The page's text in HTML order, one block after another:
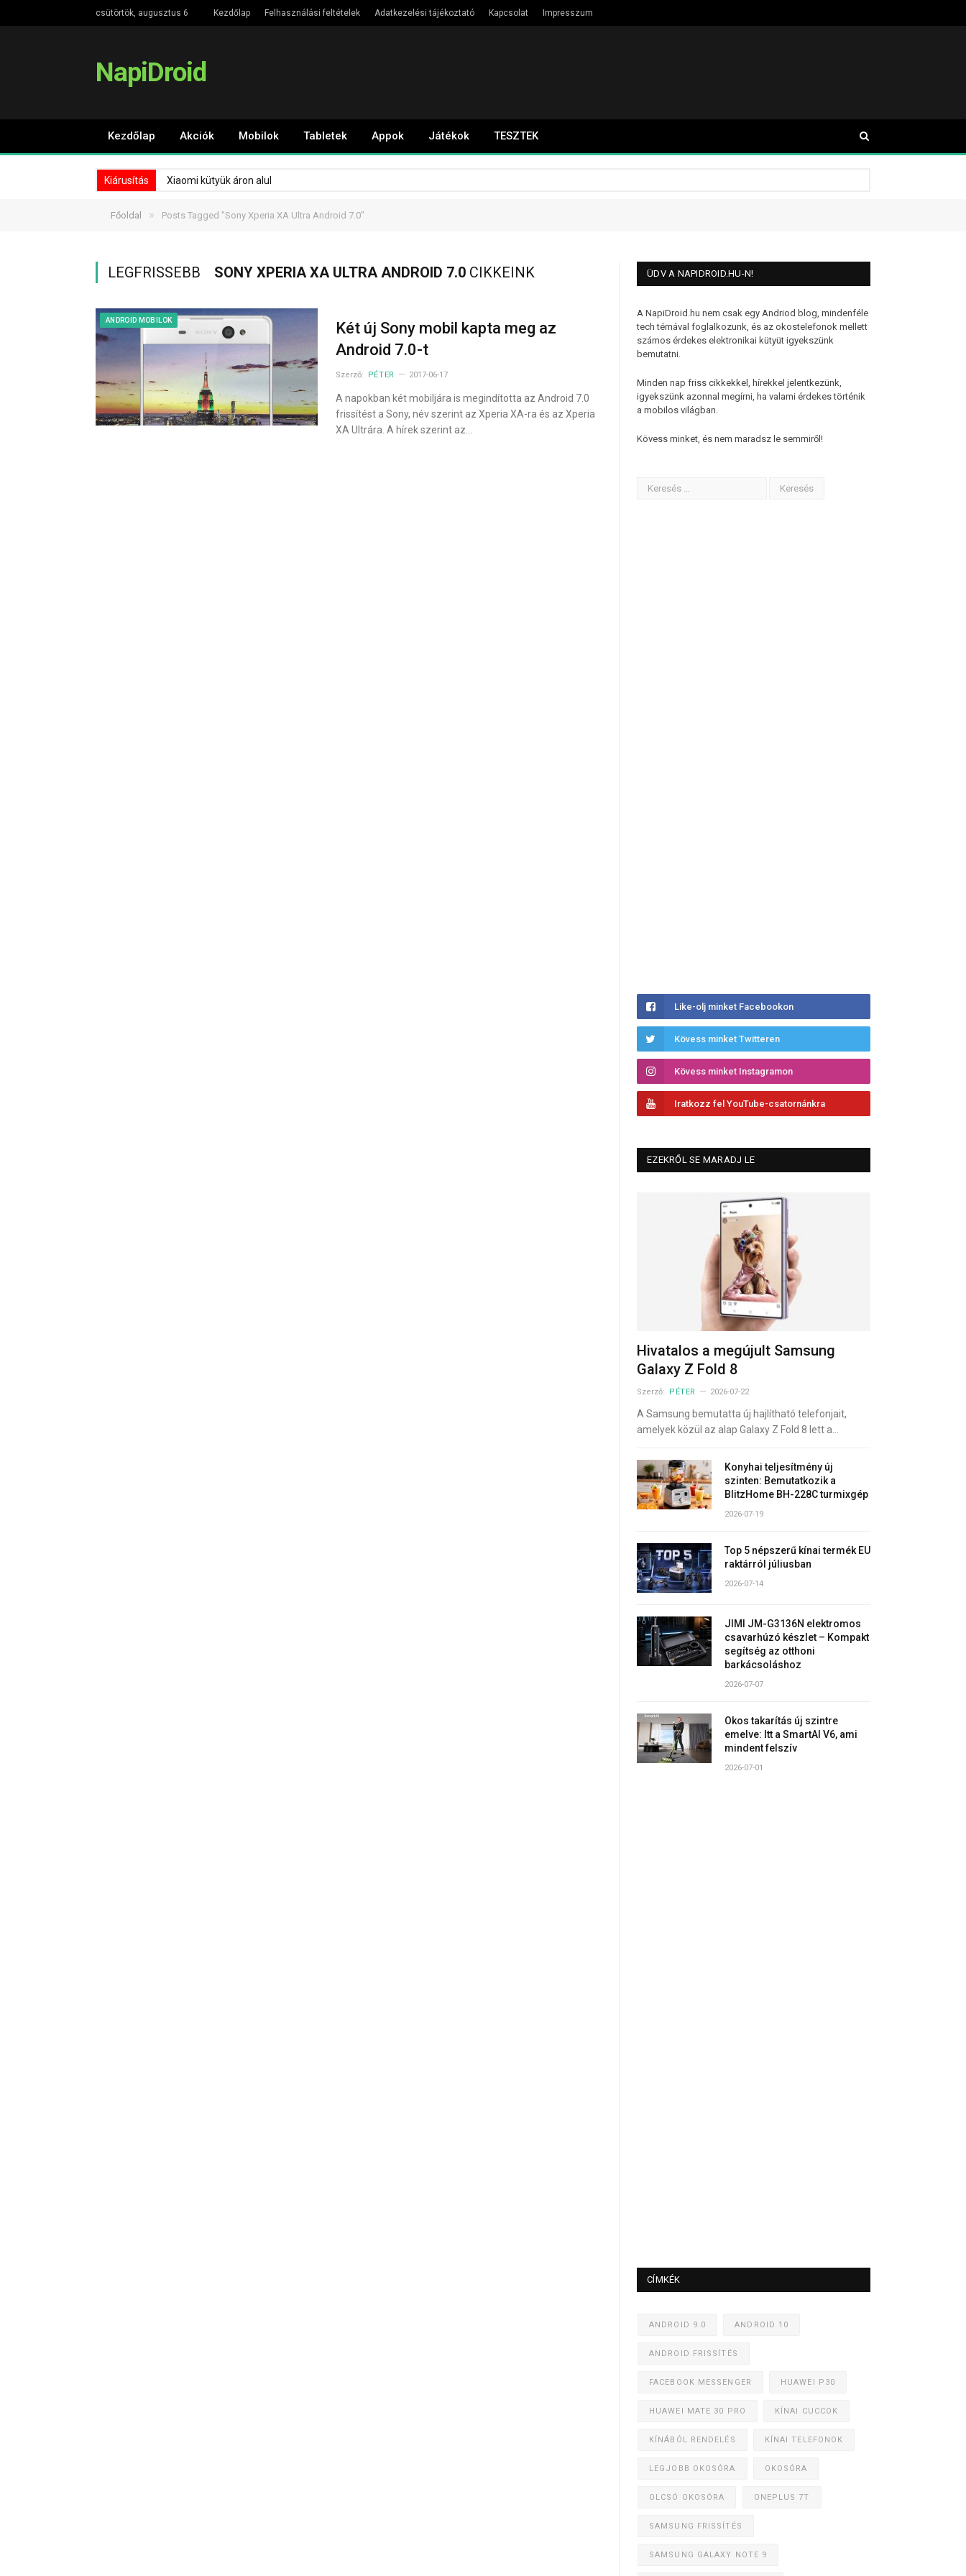
csütörtök, augusztus 6 Kezdőlap Felhasználási feltételek Adatkezelési tájékoztató Kapcsolat Impresszum
NapiDroid
Kezdőlap Akciók Mobilok Tabletek Appok Játékok TESZTEK
Kiárusítás Xiaomi kütyük áron alul
Főoldal » Posts Tagged "Sony Xperia XA Ultra Android 7.0"
LEGFRISSEBB SONY XPERIA XA ULTRA ANDROID 7.0 CIKKEINK
ANDROID MOBILOK
Két új Sony mobil kapta meg az
Android 7.0-t
Szerző: PÉTER 2017-06-17
A napokban két mobiljára is megindította az Android 7.0
frissítést a Sony, név szerint az Xperia XA-ra és az Xperia
XA Ultrára. A hírek szerint az…
ÜDV A NAPIDROID.HU-N!
A NapiDroid.hu nem csak egy Andriod blog, mindenféle
tech témával foglalkozunk, és az okostelefonok mellett
számos érdekes elektronikai kütyüt igyekszünk
bemutatni.
Minden nap friss cikkekkel, hírekkel jelentkezünk,
igyekszünk azonnal megírni, ha valami érdekes történik
a mobilos világban.
Kövess minket, és nem maradsz le semmiről!
Like-olj minket Facebookon
Kövess minket Twitteren
Kövess minket Instagramon
Iratkozz fel YouTube-csatornánkra
EZEKRŐL SE MARADJ LE
Hivatalos a megújult Samsung
Galaxy Z Fold 8
Szerző: PÉTER 2026-07-22
A Samsung bemutatta új hajlítható telefonjait,
amelyek közül az alap Galaxy Z Fold 8 lett a…
Konyhai teljesítmény új
szinten: Bemutatkozik a
BlitzHome BH-228C turmixgép
2026-07-19
Top 5 népszerű kínai termék EU
raktárról júliusban
2026-07-14
JIMI JM-G3136N elektromos
csavarhúzó készlet – Kompakt
segítség az otthoni
barkácsoláshoz
2026-07-07
Okos takarítás új szintre
emelve: Itt a SmartAI V6, ami
mindent felszív
2026-07-01
CÍMKÉK
ANDROID 9.0 ANDROID 10
ANDROID FRISSÍTÉS
FACEBOOK MESSENGER HUAWEI P30
HUAWEI MATE 30 PRO KÍNAI CUCCOK
KÍNÁBÓL RENDELÉS KÍNAI TELEFONOK
LEGJOBB OKOSÓRA OKOSÓRA
OLCSÓ OKOSÓRA ONEPLUS 7T
SAMSUNG FRISSÍTÉS
SAMSUNG GALAXY NOTE 9